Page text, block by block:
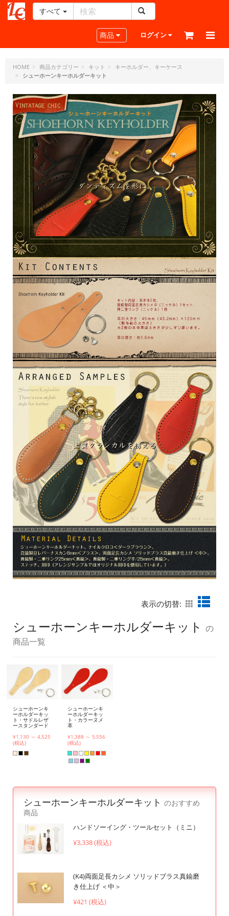
ー
ラ
フ
ド
ッ
ト・
すべて
Toggle navigation
商品 ログイン
HOME 商品カテゴリー キット
キーホルダー、キーケース
シューホーンキーホルダーキット
表示の切替:
シューホーンキーホルダーキット の
商品一覧
シューホーンキ
ーホルダーキッ
ト・サドルレザ
ースタンダード
¥1,130 ～ 4,525
(税込)
シューホーンキ
ーホルダーキッ
ト・カラーヌメ
革
¥1,388 ～ 5,556
(税込)
シューホーンキーホルダーキット のおすすめ
商品
ハンドソーイング・ツールセット（ミニ）
¥3,338 (税込)
(K4)両面足長カシメ ソリッドブラス真鍮磨
き仕上げ ＜中＞
¥421 (税込)